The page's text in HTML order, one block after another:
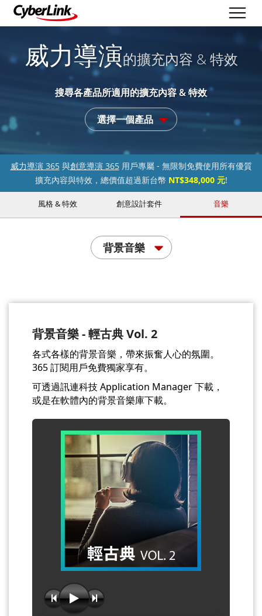
威力導演的擴充內容 & 特效
搜尋各產品所適用的擴充內容 & 特效
選擇一個產品
威力導演 365與創意導演 365用戶專屬 - 無限制免費使用所有優質
擴充內容與特效，總價值超過新台幣 NT$348,000 元!
風格 & 特效 創意設計套件 音樂
背景音樂
背景音樂 - 輕古典 Vol. 2
各式各樣的背景音樂，帶來振奮人心的氛圍。
365 訂閱用戶免費獨家享有。
可透過訊連科技 Application Manager 下載，
或是在軟體內的背景音樂庫下載。